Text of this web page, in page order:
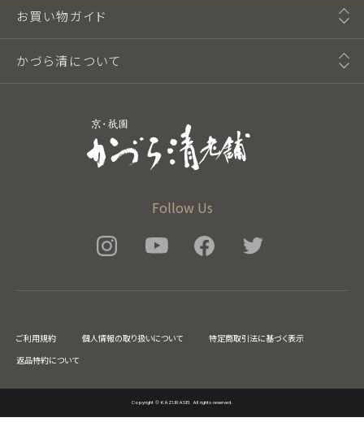
Follow Us
お買い物ガイド
かづら清について
ご利用規約 個人情報の取り扱いについて
特定商取引法に基づく表示
返品特約について
Copyright © KAZURASEI. All rights reserved.